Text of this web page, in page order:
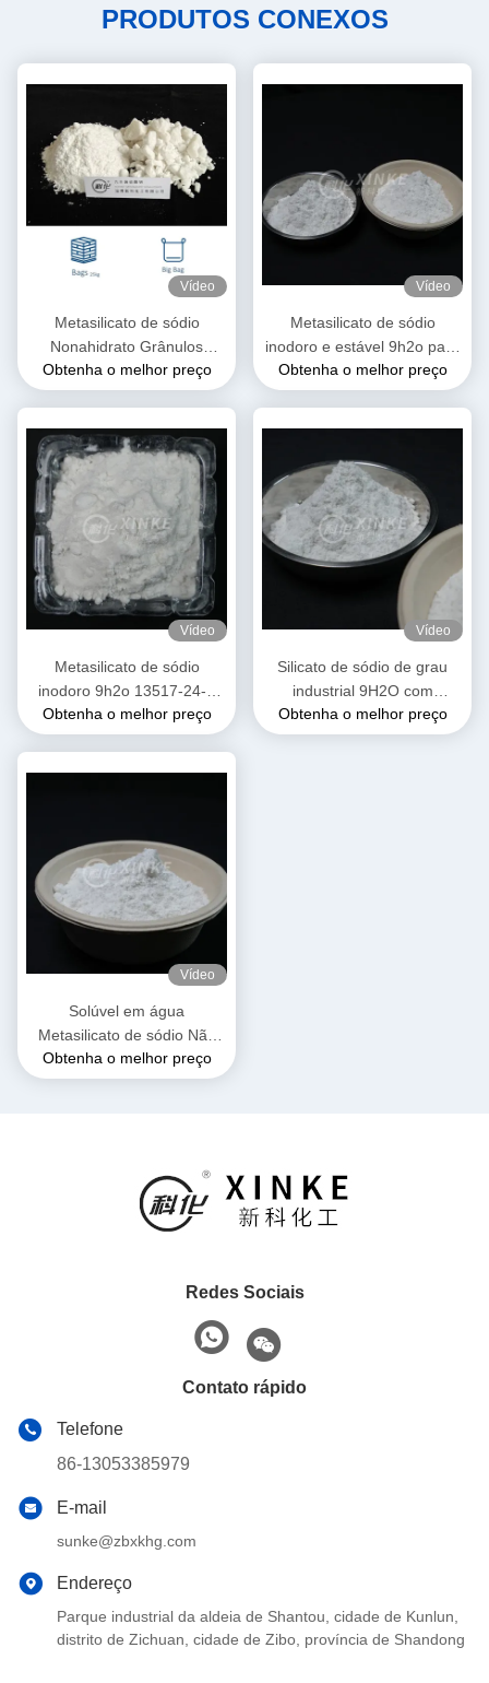
PRODUTOS CONEXOS
Vídeo
Metasilicato de sódio
Nonahidrato Grânulos
brancos e de fluxo livre / pó
13517-24-3
Obtenha o melhor preço
Vídeo
Metasilicato de sódio
inodoro e estável 9h2o para
uso industrial
Obtenha o melhor preço
Vídeo
Metasilicato de sódio
inodoro 9h2o 13517-24-3
Solúvel em água
Obtenha o melhor preço
Vídeo
Silicato de sódio de grau
industrial 9H2O com
solubilidade em água
Solúvel e 54% água
Obtenha o melhor preço
Vídeo
Solúvel em água
Metasilicato de sódio Não
hidratado Grânulos brancos
e de fluxo livre Pó Água
Obtenha o melhor preço
Redes Sociais
Contato rápido
Telefone
86-13053385979
E-mail
sunke@zbxkhg.com
Endereço
Parque industrial da aldeia de Shantou, cidade de Kunlun,
distrito de Zichuan, cidade de Zibo, província de Shandong